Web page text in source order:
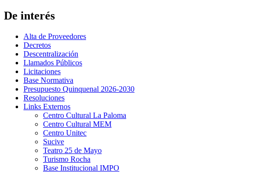
De interés
Alta de Proveedores
Decretos
Descentralización
Llamados Públicos
Licitaciones
Base Normativa
Presupuesto Quinquenal 2026-2030
Resoluciones
Links Externos
Centro Cultural La Paloma
Centro Cultural MEM
Centro Unitec
Sucive
Teatro 25 de Mayo
Turismo Rocha
Base Institucional IMPO